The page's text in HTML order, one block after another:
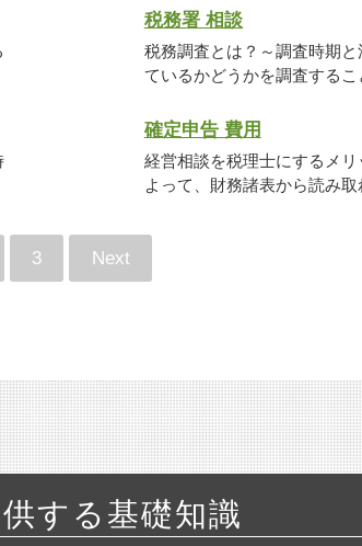
税務署 相談
税務調査とは？～調査時期
ているかどうかを調査する
確定申告 費用
経営相談を税理士にするメ
よって、財務諸表から読み
3 Next
する基礎知識